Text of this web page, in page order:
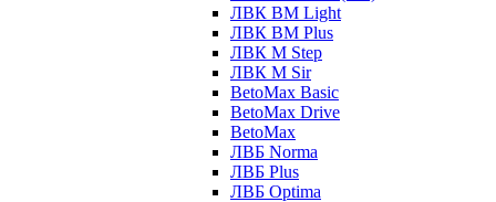
ЛВК ВМ Light
ЛВК ВМ Plus
ЛВК М Step
ЛВК М Sir
BetoMax Basic
BetoMax Drive
BetoMax
ЛВБ Norma
ЛВБ Plus
ЛВБ Optima